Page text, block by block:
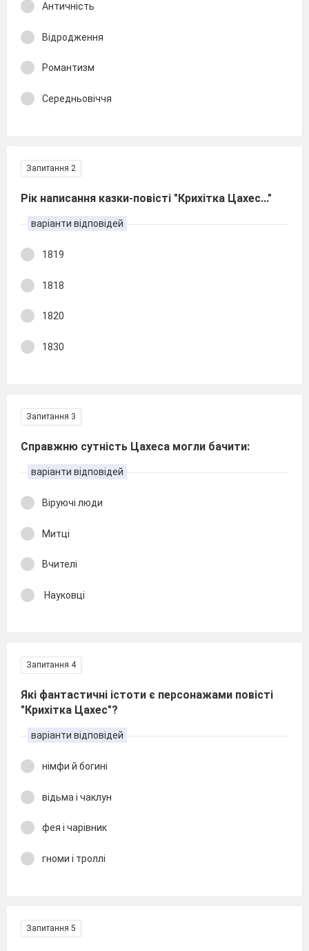
Античність
Відродження
Романтизм
Середньовіччя
Запитання 2
Рік написання казки-повісті "Крихітка Цахес..."
варіанти відповідей
1819
1818
1820
1830
Запитання 3
Справжню сутність Цахеса могли бачити:
варіанти відповідей
Віруючі люди
Митці
Вчителі
Науковці
Запитання 4
Які фантастичні істоти є персонажами повісті
"Крихітка Цахес"?
варіанти відповідей
німфи й богині
відьма і чаклун
фея і чарівник
гноми і троллі
Запитання 5